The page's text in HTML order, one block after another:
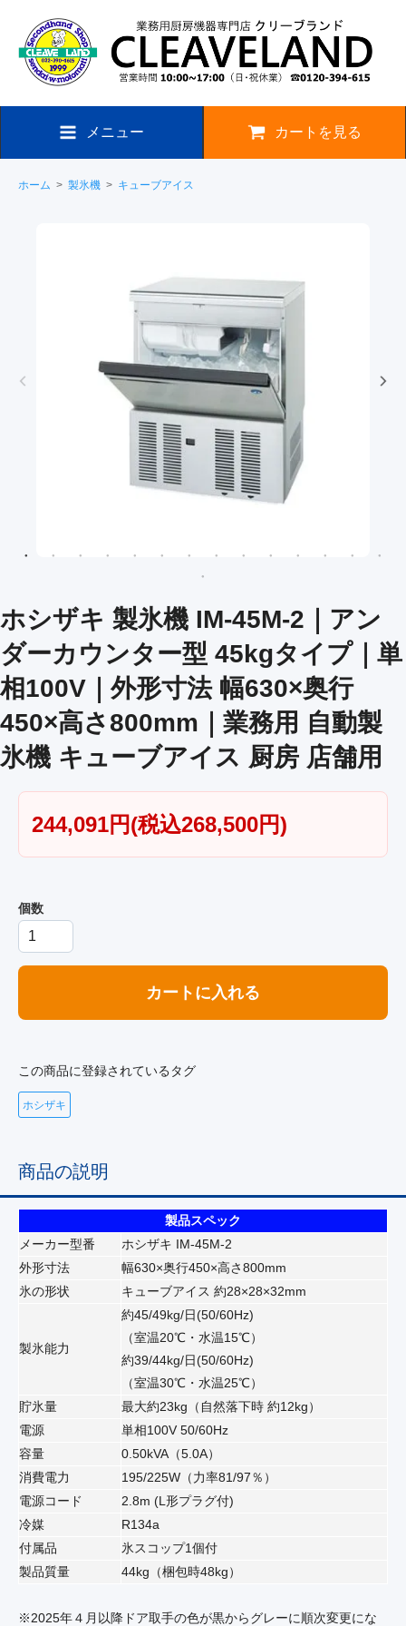
メニュー カートを見る
ホーム > 製氷機 > キューブアイス
ホシザキ 製氷機 IM-45M-2｜アン
ダーカウンター型 45kgタイプ｜単
相100V｜外形寸法 幅630×奥行
450×高さ800mm｜業務用 自動製
氷機 キューブアイス 厨房 店舗用
244,091円(税込268,500円)
個数
カートに入れる
この商品に登録されているタグ
ホシザキ
商品の説明
製品スペック
メーカー型番
ホシザキ IM-45M-2
外形寸法
幅630×奥行450×高さ800mm
氷の形状
キューブアイス 約28×28×32mm
製氷能力
約45/49kg/日(50/60Hz)
（室温20℃・水温15℃）
約39/44kg/日(50/60Hz)
（室温30℃・水温25℃）
貯氷量
最大約23kg（自然落下時 約12kg）
電源
単相100V 50/60Hz
容量
0.50kVA（5.0A）
消費電力
195/225W（力率81/97％）
電源コード
2.8m (L形プラグ付)
冷媒
R134a
付属品
氷スコップ1個付
製品質量
44kg（梱包時48kg）
※2025年４月以降ドア取手の色が黒からグレーに順次変更にな